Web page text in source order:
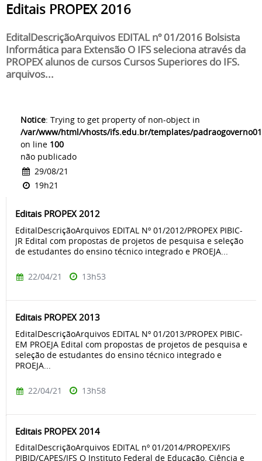
Editais PROPEX 2016
EditalDescriçãoArquivos EDITAL nº 01/2016 Bolsista
Informática para Extensão O IFS seleciona através da
PROPEX alunos de cursos Cursos Superiores do IFS.
arquivos...
Notice: Trying to get property of non-object in
/var/www/html/vhosts/ifs.edu.br/templates/
on line 100
não publicado
29/08/21
19h21
Editais PROPEX 2012
EditalDescriçãoArquivos EDITAL Nº 01/2012/PROPEX PIBIC-
JR Edital com propostas de projetos de pesquisa e seleção
de estudantes do ensino técnico integrado e PROEJA...
22/04/21 13h53
Editais PROPEX 2013
EditalDescriçãoArquivos EDITAL Nº 01/2013/PROPEX PIBIC-
EM PROEJA Edital com propostas de projetos de pesquisa e
seleção de estudantes do ensino técnico integrado e
PROEJA...
22/04/21 13h58
Editais PROPEX 2014
EditalDescriçãoArquivos EDITAL nº 01/2014/PROPEX/IFS
PIBID/CAPES/IFS O Instituto Federal de Educação, Ciência e